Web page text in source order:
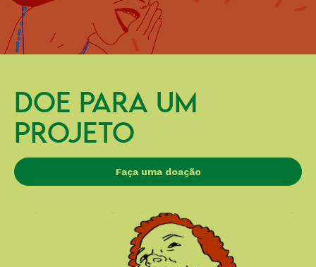
DOE PARA UM
PROJETO
Faça uma doação